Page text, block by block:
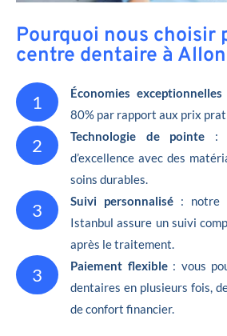
Pourquoi nous choisir
centre dentaire à
1 Économies exceptionnelles
80% par rapport aux prix
2 Technologie de pointe :
d’excellence avec des
soins durables.
3 Suivi personnalisé : notre
Istanbul assure un suivi
après le traitement.
3 Paiement flexible: vous
dentaires en plusieurs fois,
de confort financier.